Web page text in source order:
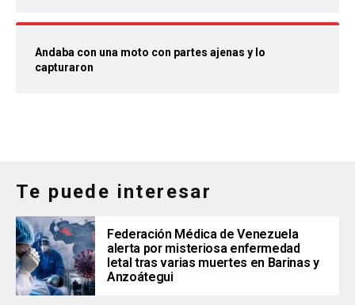
Andaba con una moto con partes ajenas y lo
capturaron
Te puede interesar
Federación Médica de Venezuela
alerta por misteriosa enfermedad
letal tras varias muertes en Barinas y
Anzoátegui